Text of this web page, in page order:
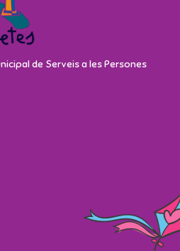
de Serveis a les Persones